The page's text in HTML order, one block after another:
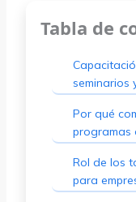
Tabla de
seminarios
Por qué
programas
Rol de los
para